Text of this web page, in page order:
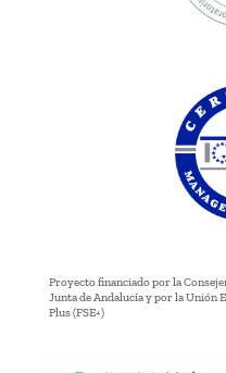
Proyecto financiado por la
Junta de Andalucía y por la Unión
Plus (FSE+)